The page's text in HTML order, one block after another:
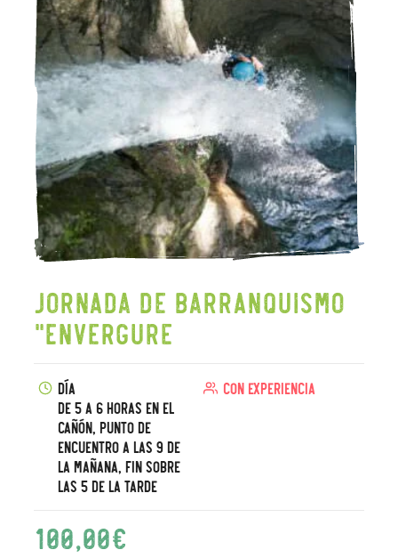
Jornada de barranquismo
"Envergure
Día
De 5 a 6 horas en el
cañón, punto de
encuentro a las 9 de
la mañana, fin sobre
las 5 de la tarde
Con experiencia
100,00€